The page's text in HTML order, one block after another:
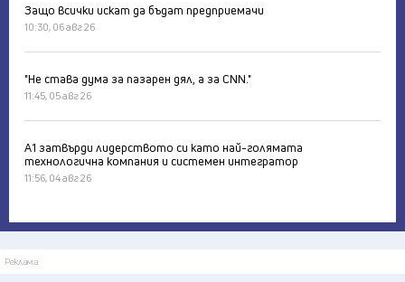
Защо всички искат да бъдат предприемачи
10:30, 06 авг 26
"Не става дума за пазарен дял, а за CNN."
11:45, 05 авг 26
А1 затвърди лидерството си като най-голямата
технологична компания и системен интегратор
11:56, 04 авг 26
Реклама